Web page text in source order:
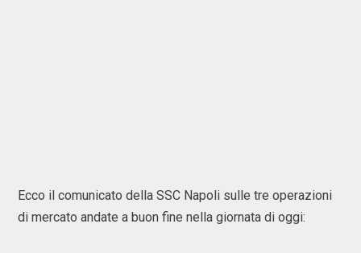
Ecco il comunicato della SSC Napoli sulle tre operazioni
di mercato andate a buon fine nella giornata di oggi: